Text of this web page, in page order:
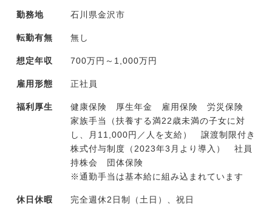
勤務地 石川県金沢市
転勤有無 無し
想定年収 700万円～1,000万円
雇用形態 正社員
福利厚生
健康保険 厚生年金 雇用保険 労災保険
家族手当（扶養する満22歳未満の子女に対
し、月11,000円／人を支給） 譲渡制限付き
株式付与制度（2023年3月より導入） 社員
持株会 団体保険
※通勤手当は基本給に組み込まれています
休日休暇
完全週休2日制（土日）、祝日